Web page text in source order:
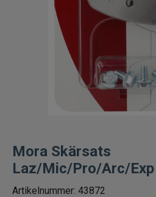
Flugbindning
Pirkar
Mora Skärsats
Laz/Mic/Pro/Arc/
Artikelnummer: 43872